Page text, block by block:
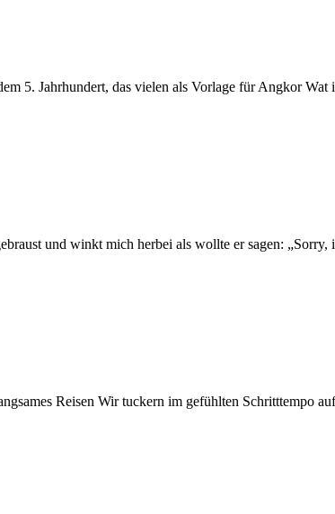
5. Jahrhundert, das vielen als Vorlage für Angkor Wat
und winkt mich herbei als wollte er sagen: „Sorry,
Reisen Wir tuckern im gefühlten Schritttempo